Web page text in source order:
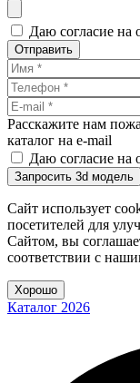
Даю согласие на
Отправить
Расскажите нам
каталог на e-mail
Даю согласие на
Запросить 3d модель
Сайт использует
посетителей для
Сайтом, вы
соответствии с
Хорошо
Каталог 2026